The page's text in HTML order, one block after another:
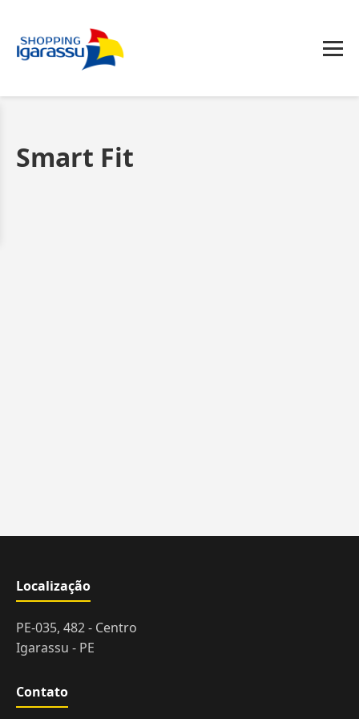
Smart Fit
Localização
PE-035, 482 - Centro
Igarassu - PE
Contato